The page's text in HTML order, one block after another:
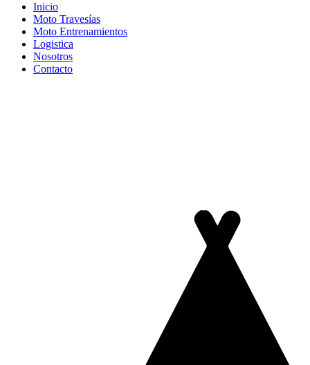
Inicio
Moto Travesías
Moto Entrenamientos
Logistica
Nosotros
Contacto